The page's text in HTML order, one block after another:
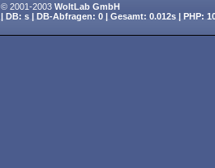
© 2001-2003 WoltLab GmbH
| DB: s | DB-Abfragen: 0 | Gesamt: 0.012s | PHP: